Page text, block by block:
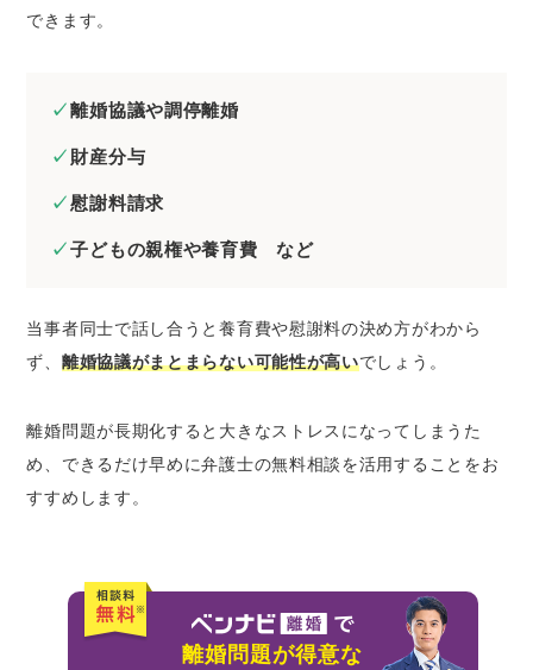
できます。
離婚協議や調停離婚
財産分与
慰謝料請求
子どもの親権や養育費 など
当事者同士で話し合うと養育費や慰謝料の決め方がわから
ず、 離婚協議がまとまらない可能性が高いでしょう。
離婚問題が長期化すると大きなストレスになってしまうた
め、できるだけ早めに弁護士の無料相談を活用することをお
すすめします。
離婚問題が得意な